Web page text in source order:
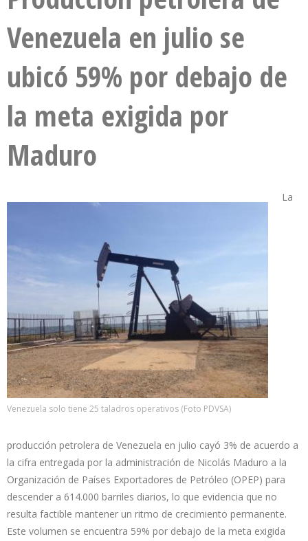
Venezuela en julio se
ubicó 59% por debajo de
la meta exigida por
Maduro
Venezuela solo tiene 25 taladros operativos (Foto PDVSA)
La
producción petrolera de Venezuela en julio cayó 3% de acuerdo a
la cifra entregada por la administración de Nicolás Maduro a la
Organización de Países Exportadores de Petróleo (OPEP) para
descender a 614.000 barriles diarios, lo que evidencia que no
resulta factible mantener un ritmo de crecimiento permanente.
Este volumen se encuentra 59% por debajo de la meta exigida